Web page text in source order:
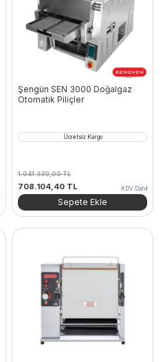
Şengün SEN 3000 Doğalgaz
Otomatik Piliçler
Ücretsiz Kargo
1.041.330,00TL
Orijinal
fiyat:
1.041.330,00 TL.
708.104,40 TL
andaki
fiyat:
KDV Dahil
Sepete Ekle